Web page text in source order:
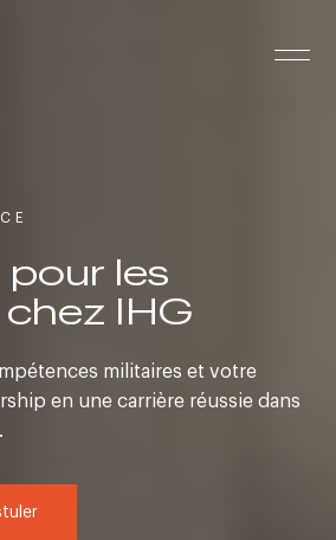
pour les
IHG
militaires et votre
en une carrière réussie dans